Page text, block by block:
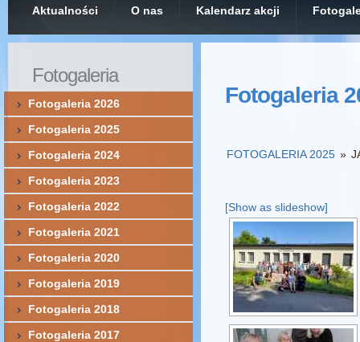
Aktualności O nas Kalendarz akcji
Fotogaleria
FOTOGALERIA 2025 »
[Show as slideshow]
Fotogaleria
Fotogaleria 2026
Fotogaleria 2025
Fotogaleria 2024
Fotogaleria 2023
Fotogaleria 2022
Fotogaleria 2021
Fotogaleria 2020
Fotogaleria 2019
Fotogaleria 2018
Fotogaleria 2017